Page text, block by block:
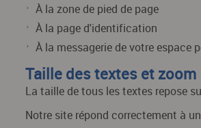
À la zone de pied de page
À la page d'identification
À la messagerie de votre espace
Taille des textes et zoom
La taille de tous les textes repose
Notre site répond correctement à